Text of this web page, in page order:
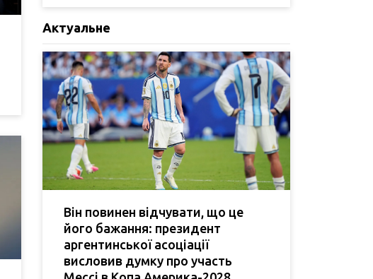
Актуальне
Він повинен відчувати, що це
його бажання: президент
аргентинської асоціації
висловив думку про участь